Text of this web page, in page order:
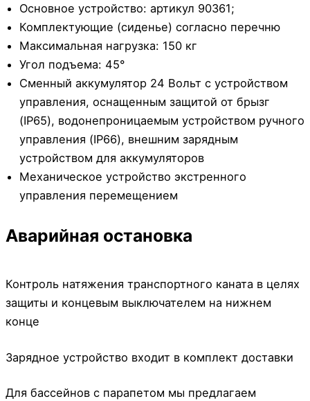
Основное устройство: артикул 90361;
Комплектующие (сиденье) согласно перечню
Максимальная нагрузка: 150 кг
Угол подъема: 45°
Сменный аккумулятор 24 Вольт с устройством
управления, оснащенным защитой от брызг
(IP65), водонепроницаемым устройством ручного
управления (IP66), внешним зарядным
устройством для аккумуляторов
Механическое устройство экстренного
управления перемещением
Аварийная остановка
Контроль натяжения транспортного каната в целях
защиты и концевым выключателем на нижнем
конце
Зарядное устройство входит в комплект доставки
Для бассейнов с парапетом мы предлагаем